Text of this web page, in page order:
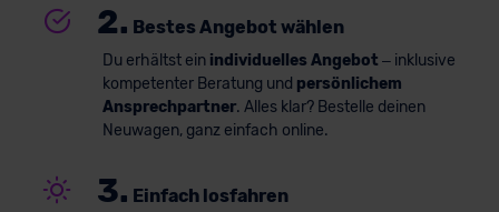
2. Bestes Angebot wählen
Du erhältst ein individuelles Angebot – inklusive
kompetenter Beratung und persönlichem
Ansprechpartner. Alles klar? Bestelle deinen
Neuwagen, ganz einfach online.
3. Einfach losfahren